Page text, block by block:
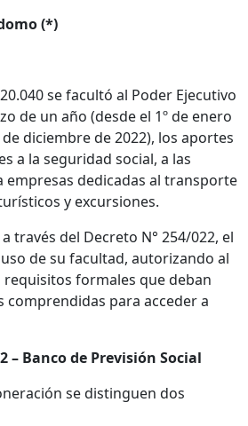
(*)
se facultó al Poder Ejecutivo
de un año (desde el 1º de enero
diciembre de 2022), los aportes
a la seguridad social, a las
empresas dedicadas al transporte
y excursiones.
través del Decreto N° 254/022, el
de su facultad, autorizando al
requisitos formales que deban
comprendidas para acceder a
– Banco de Previsión Social
se distinguen dos